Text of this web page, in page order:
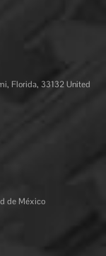
Florida, 33132 United
de México